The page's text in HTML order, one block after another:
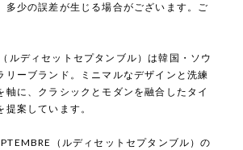
少の誤差が生じる場合がございます。ご
ルディセットセプタンブル）は韓国・ソウ
リーブランド。ミニマルなデザインと洗練
軸に、クラシックとモダンを融合したタイ
案しています。
（ルディセットセプタンブル）の